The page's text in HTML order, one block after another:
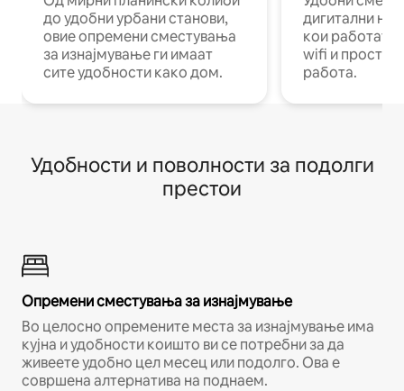
до удобни урбани станови,
овие опремени сместувања
за изнајмување ги имаат
сите удобности како дом.
дигитални
кои работат
wifi и
работа.
Удобности и поволности за подолги
престои
Опремени сместувања за изнајмување
Во целосно опремените места за изнајмување има
кујна и удобности коишто ви се потребни за да
живеете удобно цел месец или подолго. Ова е
совршена алтернатива на поднаем.